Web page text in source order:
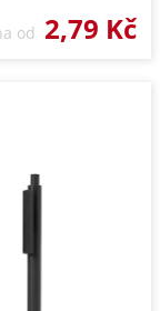
od 2,79 Kč